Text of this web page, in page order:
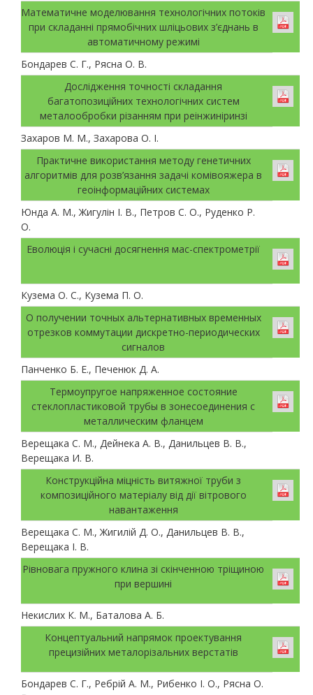
Математичне моделювання технологічних потоків
при складанні прямобічних шліцьових з’єднань в
автоматичному режимі
Бондарев С. Г., Рясна О. В.
Дослідження точності складання
багатопозиційних технологічних систем
металообробки різанням при реінжиніринзі
Захаров М. М., Захарова О. І.
Практичне використання методу генетичних
алгоритмів для розв’язання задачі комівояжера в
геоінформаційних системах
Юнда А. М., Жигулін І. В., Петров С. О., Руденко Р.
О.
Еволюція і сучасні досягнення мас-спектрометрії
Кузема О. С., Кузема П. О.
О получении точных альтернативных временных
отрезков коммутации дискретно-периодических
сигналов
Панченко Б. Е., Печенюк Д. А.
Термоупругое напряженное состояние
стеклопластиковой трубы в зонесоединения с
металлическим фланцем
Верещака С. М., Дейнека А. В., Данильцев В. В.,
Верещака И. В.
Конструкційна міцність витяжної труби з
композиційного матеріалу від дії вітрового
навантаження
Верещака С. М., Жигилій Д. О., Данильцев В. В.,
Верещака І. В.
Рівновага пружного клина зі скінченною тріщиною
при вершині
Некислих К. М., Баталова А. Б.
Концептуальний напрямок проектування
прецизійних металорізальних верстатів
Бондарев С. Г., Ребрій А. М., Рибенко І. О., Рясна О.